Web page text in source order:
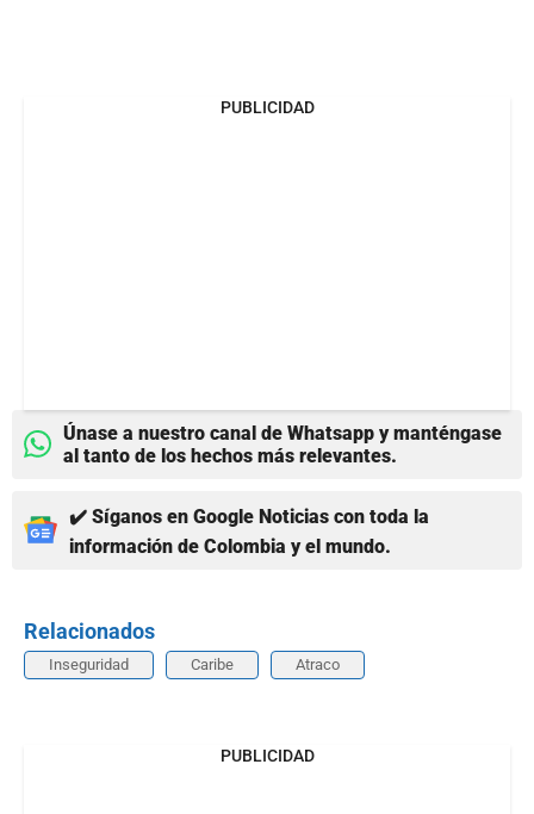
PUBLICIDAD
Únase a nuestro canal de Whatsapp y manténgase
al tanto de los hechos más relevantes.
✔️ Síganos en Google Noticias con toda la
información de Colombia y el mundo.
Relacionados
Inseguridad Caribe Atraco
PUBLICIDAD